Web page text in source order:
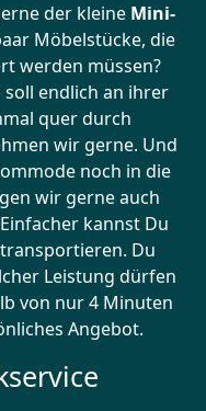
der kleine Mini-
Möbelstücke, die
werden müssen?
endlich an ihrer
quer durch
wir gerne. Und
noch in die
wir gerne auch
kannst Du
Du
Leistung dürfen
von nur 4 Minuten
Angebot.